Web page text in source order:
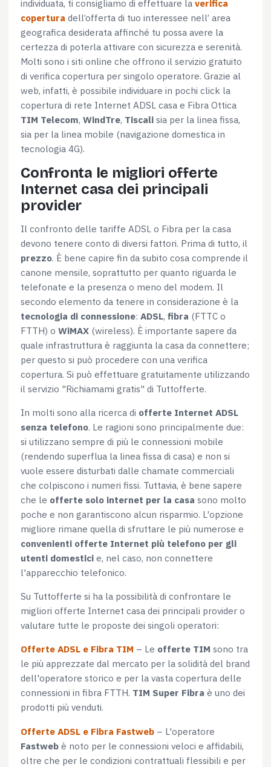
consenso
Necessari
Preferenze
Statistiche
Marketing
Accetta tutti
Accetta selezionati
Rifiuta
individuata, ti consigliamo di effettuare la verifica
copertura dell’offerta di tuo interessee nell’ area
geografica desiderata affinché tu possa avere la
certezza di poterla attivare con sicurezza e serenità.
Molti sono i siti online che offrono il servizio gratuito
di verifica copertura per singolo operatore. Grazie al
web, infatti, è possibile individuare in pochi click la
copertura di rete Internet ADSL casa e Fibra Ottica
TIM Telecom, WindTre, Tiscali sia per la linea fissa,
sia per la linea mobile (navigazione domestica in
tecnologia 4G).
Confronta le migliori offerte
Internet casa dei principali
provider
Il confronto delle tariffe ADSL o Fibra per la casa
devono tenere conto di diversi fattori. Prima di tutto, il
prezzo. È bene capire fin da subito cosa comprende il
canone mensile, soprattutto per quanto riguarda le
telefonate e la presenza o meno del modem. Il
secondo elemento da tenere in considerazione è la
tecnologia di connessione: ADSL, fibra (FTTC o
FTTH) o WiMAX (wireless). È importante sapere da
quale infrastruttura è raggiunta la casa da connettere;
per questo si può procedere con una verifica
copertura. Si può effettuare gratuitamente utilizzando
il servizio "Richiamami gratis" di Tuttofferte.
In molti sono alla ricerca di offerte Internet ADSL
senza telefono. Le ragioni sono principalmente due:
si utilizzano sempre di più le connessioni mobile
(rendendo superflua la linea fissa di casa) e non si
vuole essere disturbati dalle chamate commerciali
che colpiscono i numeri fissi. Tuttavia, è bene sapere
che le offerte solo internet per la casa sono molto
poche e non garantiscono alcun risparmio. L'opzione
migliore rimane quella di sfruttare le più numerose e
convenienti offerte Internet più telefono per gli
utenti domestici e, nel caso, non connettere
l'apparecchio telefonico.
Su Tuttofferte si ha la possibilità di confrontare le
migliori offerte Internet casa dei principali provider o
valutare tutte le proposte dei singoli operatori:
Offerte ADSL e Fibra TIM – Le offerte TIM sono tra
le più apprezzate dal mercato per la solidità del brand
dell'operatore storico e per la vasta copertura delle
connessioni in fibra FTTH. TIM Super Fibra è uno dei
prodotti più venduti.
Offerte ADSL e Fibra Fastweb – L'operatore
Fastweb è noto per le connessioni veloci e affidabili,
oltre che per le condizioni contrattuali flessibili e per